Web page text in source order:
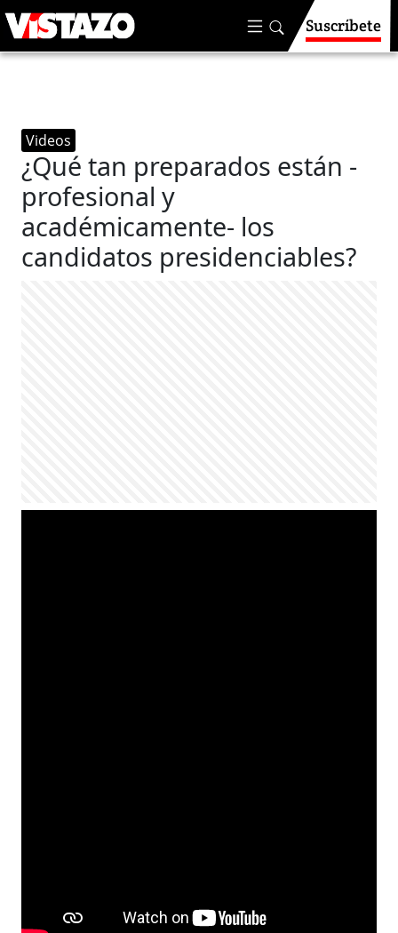
Suscríbete
Videos
¿Qué tan preparados están -
profesional y
académicamente- los
candidatos presidenciables?